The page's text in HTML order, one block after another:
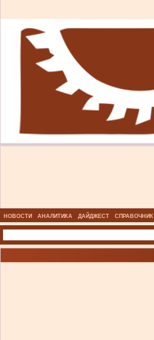
НОВОСТИ АНАЛИТИКА ДАЙДЖЕСТ СПРАВОЧНИК